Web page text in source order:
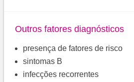
Outros fatores diagnósticos
presença de fatores de risco
sintomas B
infecções recorrentes